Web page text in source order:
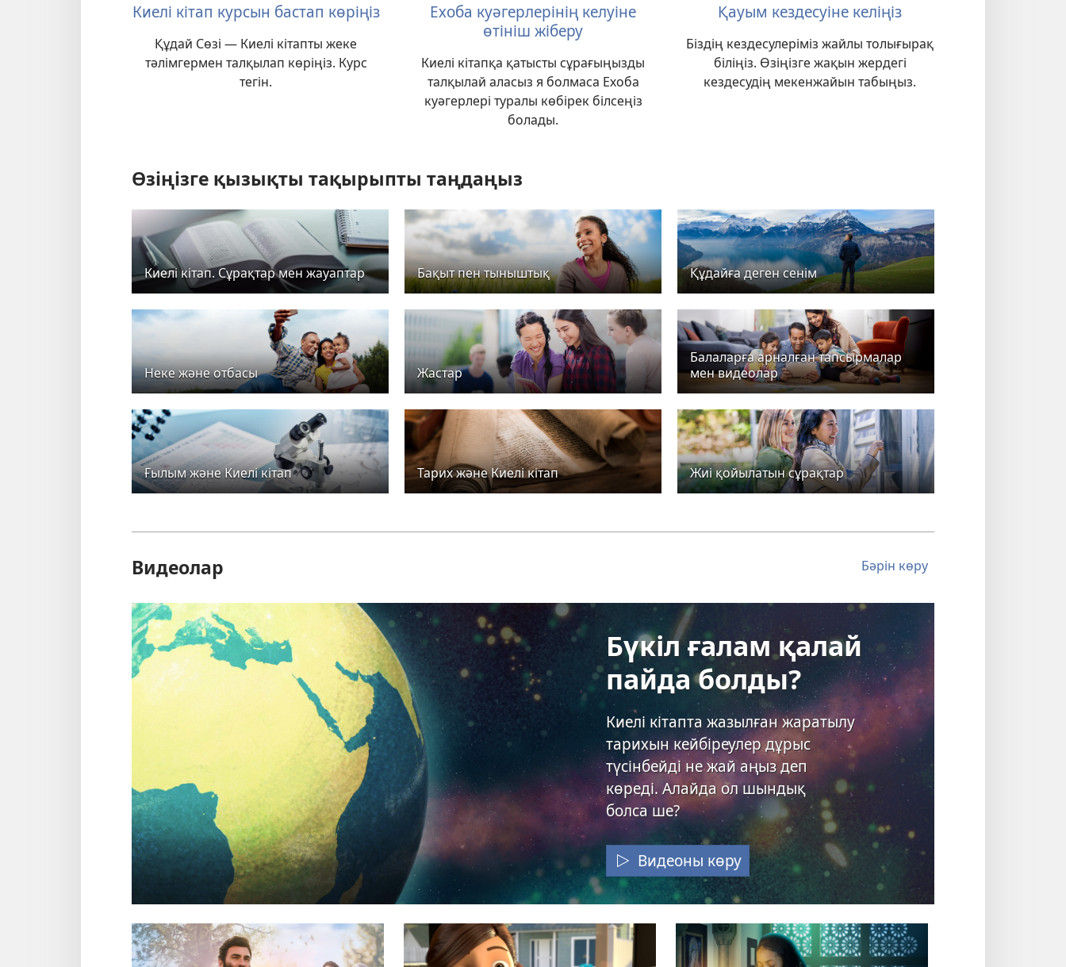
Киелі кітап курсын бастап көріңіз
Құдай Сөзі — Киелі кітапты жеке
тәлімгермен талқылап көріңіз. Курс
тегін.
Ехоба куәгерлерінің келуіне
өтініш жіберу
Киелі кітапқа қатысты сұрағыңызды
талқылай аласыз я болмаса Ехоба
куәгерлері туралы көбірек білсеңіз
болады.
Қауым кездесуіне келіңіз
Біздің кездесулеріміз жайлы толығырақ
біліңіз. Өзіңізге жақын жердегі
кездесудің мекенжайын табыңыз.
Өзіңізге қызықты тақырыпты таңдаңыз
Киелі кітап. Сұрақтар мен жауаптар Бақыт пен тыныштық Құдайға деген сенім
Неке және отбасы Жастар
Балаларға арналған тапсырмалар
мен видеолар
Ғылым және Киелі кітап Тарих және Киелі кітап Жиі қойылатын сұрақтар
Видеолар Бәрін көру
Бүкіл ғалам қалай
пайда болды?
Киелі кітапта жазылған жаратылу
тарихын кейбіреулер дұрыс
түсінбейді не жай аңыз деп
көреді. Алайда ол шындық
болса ше?
Видеоны көру